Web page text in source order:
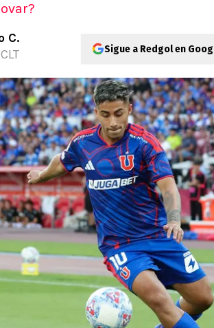
C.
Sigue a Redgol en